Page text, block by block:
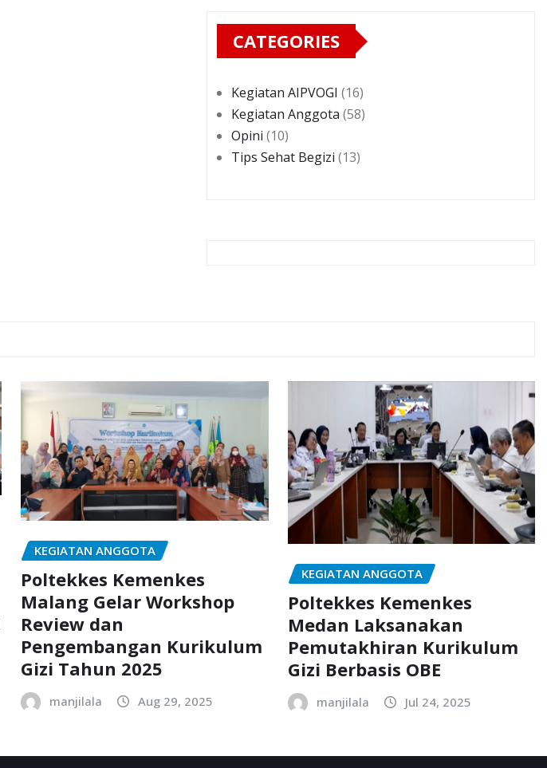
CATEGORIES
Kegiatan AIPVOGI (16)
Kegiatan Anggota (58)
Opini (10)
Tips Sehat Begizi (13)
KEGIATAN ANGGOTA
Poltekkes Kemenkes
Malang Gelar Workshop
Review dan
Pengembangan Kurikulum
Gizi Tahun 2025
manjilala Aug 29, 2025
KEGIATAN ANGGOTA
Poltekkes Kemenkes
Medan Laksanakan
Pemutakhiran Kurikulum
Gizi Berbasis OBE
manjilala Jul 24, 2025